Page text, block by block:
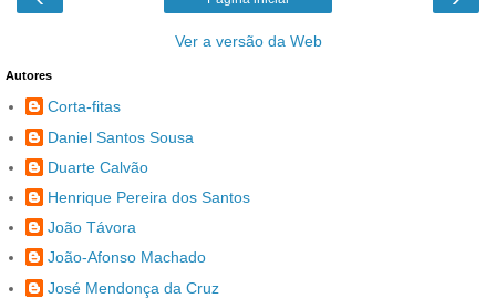
Ver a versão da Web
Autores
Corta-fitas
Daniel Santos Sousa
Duarte Calvão
Henrique Pereira dos Santos
João Távora
João-Afonso Machado
José Mendonça da Cruz